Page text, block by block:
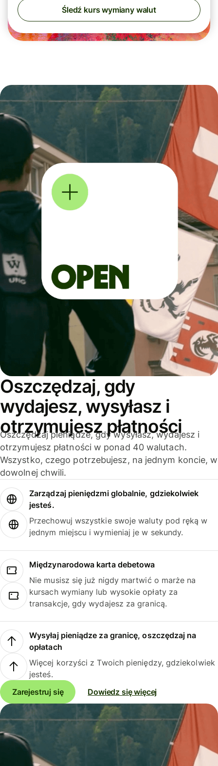
Śledź kurs wymiany walut
Oszczędzaj, gdy
wydajesz, wysyłasz i
otrzymujesz płatności
Oszczędzaj pieniądze, gdy wysyłasz, wydajesz i
otrzymujesz płatności w ponad 40 walutach.
Wszystko, czego potrzebujesz, na jednym koncie, w
dowolnej chwili.
Zarządzaj pieniędzmi globalnie, gdziekolwiek
jesteś.
Przechowuj wszystkie swoje waluty pod ręką w
jednym miejscu i wymieniaj je w sekundy.
Międzynarodowa karta debetowa
Nie musisz się już nigdy martwić o marże na
kursach wymiany lub wysokie opłaty za
transakcje, gdy wydajesz za granicą.
Wysyłaj pieniądze za granicę, oszczędzaj na
opłatach
Więcej korzyści z Twoich pieniędzy, gdziekolwiek
jesteś.
Zarejestruj się
Dowiedz się więcej